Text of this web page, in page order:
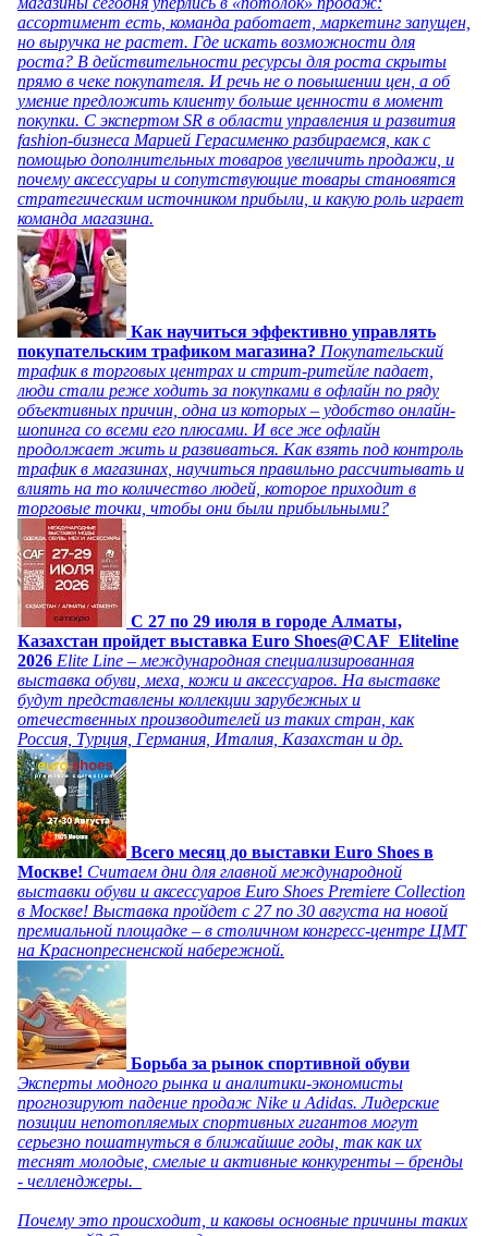
ассортимент есть, команда работает, маркетинг запущен,
но выручка не растет. Где искать возможности для
роста? В действительности ресурсы для роста скрыты
прямо в чеке покупателя. И речь не о повышении цен, а об
умение предложить клиенту больше ценности в момент
покупки. С экспертом SR в области управления и развития
fashion-бизнеса Марией Герасименко разбираемся, как с
помощью дополнительных товаров увеличить продажи, и
почему аксессуары и сопутствующие товары становятся
стратегическим источником прибыли, и какую роль играет
команда магазина.
Как научиться эффективно управлять
покупательским трафиком магазина? Покупательский
трафик в торговых центрах и стрит-ритейле падает,
люди стали реже ходить за покупками в офлайн по ряду
объективных причин, одна из которых – удобство онлайн-
шопинга со всеми его плюсами. И все же офлайн
продолжает жить и развиваться. Как взять под контроль
трафик в магазинах, научиться правильно рассчитывать и
влиять на то количество людей, которое приходит в
торговые точки, чтобы они были прибыльными?
C 27 по 29 июля в городе Алматы,
Казахстан пройдет выставка Euro Shoes@CAF_Eliteline
2026 Elite Line – международная специализированная
выставка обуви, меха, кожи и аксессуаров. На выставке
будут представлены коллекции зарубежных и
отечественных производителей из таких стран, как
Россия, Турция, Германия, Италия, Казахстан и др.
Всего месяц до выставки Euro Shoes в
Москве! Считаем дни для главной международной
выставки обуви и аксессуаров Euro Shoes Premiere Collection
в Москве! Выставка пройдет с 27 по 30 августа на новой
премиальной площадке – в столичном конгресс-центре ЦМТ
на Краснопресненской набережной.
Борьба за рынок спортивной обуви
Эксперты модного рынка и аналитики-экономисты
прогнозируют падение продаж Nike и Adidas. Лидерские
позиции непотопляемых спортивных гигантов могут
серьезно пошатнуться в ближайшие годы, так как их
теснят молодые, смелые и активные конкуренты – бренды
- челленджеры.
Почему это происходит, и каковы основные причины таких